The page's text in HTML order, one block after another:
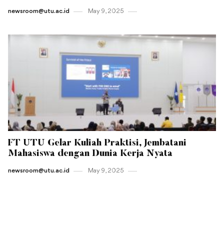
newsroom@utu.ac.id May 9 , 2025
FT UTU Gelar Kuliah Praktisi, Jembatani
Mahasiswa dengan Dunia Kerja Nyata
newsroom@utu.ac.id May 9 , 2025